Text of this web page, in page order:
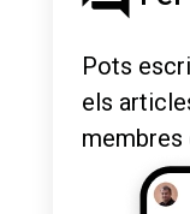
Pots
els
membres